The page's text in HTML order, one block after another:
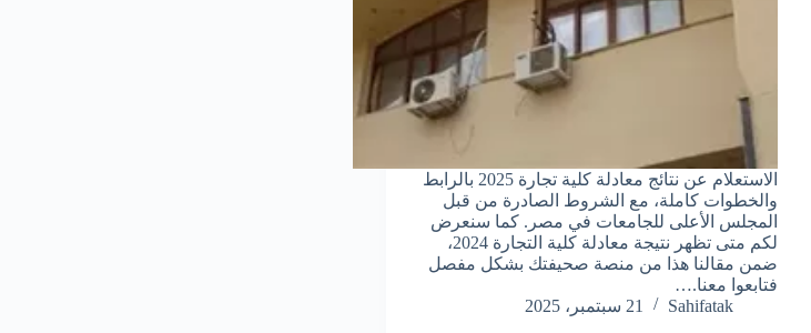
الاستعلام عن نتائج معادلة كلية تجارة 2025 بالرابط
والخطوات كاملة، مع الشروط الصادرة من قبل
المجلس الأعلى للجامعات في مصر. كما سنعرض
لكم متى تظهر نتيجة معادلة كلية التجارة 2024،
ضمن مقالنا هذا من منصة صحيفتك بشكل مفصل
فتابعوا معنا.…
Sahifatak
21 سبتمبر، 2025